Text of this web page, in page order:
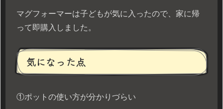
マグフォーマーは子どもが気に入ったので、家に帰
って即購入しました。
気になった点
①ポットの使い方が分かりづらい